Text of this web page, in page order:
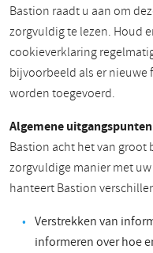
Bastion raadt u aan om
zorgvuldig te lezen. Houd
cookieverklaring
bijvoorbeeld als er
worden toegevoerd.
Algemene uitgangspunten
Bastion acht het van groot
zorgvuldige manier met
hanteert Bastion
Verstrekken van
informeren over hoe